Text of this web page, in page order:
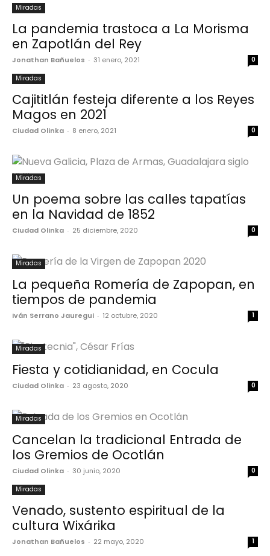
Miradas
La pandemia trastoca a La Morisma
en Zapotlán del Rey
Jonathan Bañuelos - 31 enero, 2021 0
Miradas
Cajititlán festeja diferente a los Reyes
Magos en 2021
Ciudad Olinka - 8 enero, 2021 0
Miradas
Un poema sobre las calles tapatías
en la Navidad de 1852
Ciudad Olinka - 25 diciembre, 2020 0
Miradas
La pequeña Romería de Zapopan, en
tiempos de pandemia
Iván Serrano Jauregui - 12 octubre, 2020 1
Miradas
Fiesta y cotidianidad, en Cocula
Ciudad Olinka - 23 agosto, 2020 0
Miradas
Cancelan la tradicional Entrada de
los Gremios de Ocotlán
Ciudad Olinka - 30 junio, 2020 0
Miradas
Venado, sustento espiritual de la
cultura Wixárika
Jonathan Bañuelos - 22 mayo, 2020 1